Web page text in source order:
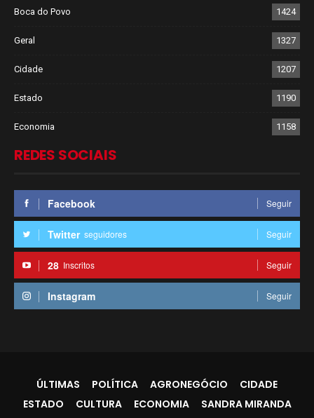
Boca do Povo 1424
Geral 1327
Cidade 1207
Estado 1190
Economia 1158
REDES SOCIAIS
Facebook Seguir
Twitter seguidores Seguir
28 Inscritos Seguir
Instagram Seguir
ÚLTIMAS POLÍTICA AGRONEGÓCIO
CIDADE
ESTADO
CULTURA ECONOMIA
SANDRA MIRANDA